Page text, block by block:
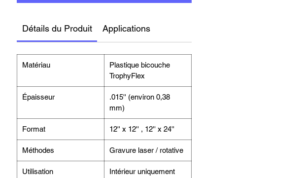
Détails du Produit Applications
Matériau
Plastique bicouche
TrophyFlex
Épaisseur
.015'' (environ 0,38
mm)
Format 12'' x 12'' , 12'' x 24''
Méthodes Gravure laser / rotative
Utilisation Intérieur uniquement